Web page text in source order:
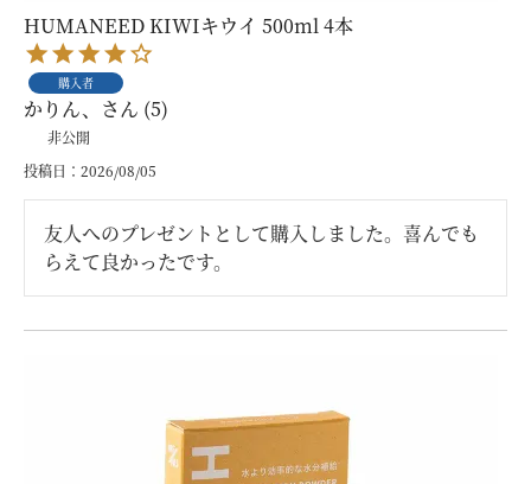
HUMANEED KIWIキウイ 500ml 4本
購入者
かりん、 5
非公開
投稿日
2026/08/05
友人へのプレゼントとして購入しました。喜んでも
らえて良かったです。